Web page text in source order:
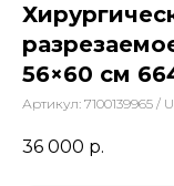
56×60 см
Артикул: 7100139965 /
36 000 р.